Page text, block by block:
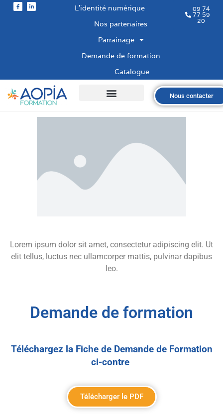
L’identité numérique
Nos partenaires
Parrainage
Demande de formation
Catalogue
09 74
77 59
20
Nous contacter
Lorem ipsum dolor sit amet, consectetur adipiscing elit. Ut
elit tellus, luctus nec ullamcorper mattis, pulvinar dapibus
leo.
Demande de formation
Téléchargez la Fiche de Demande de Formation
ci-contre
Télécharger le PDF